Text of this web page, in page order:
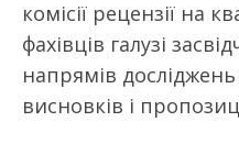
комісії рецензії на
фахівців галузі
напрямів
висновків і